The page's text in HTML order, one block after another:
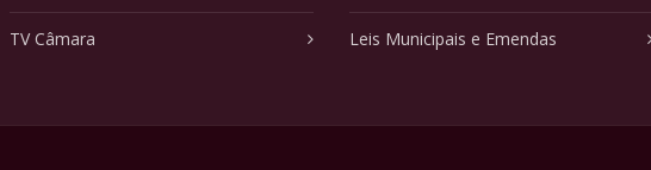
TV Câmara Leis Municipais e Emendas